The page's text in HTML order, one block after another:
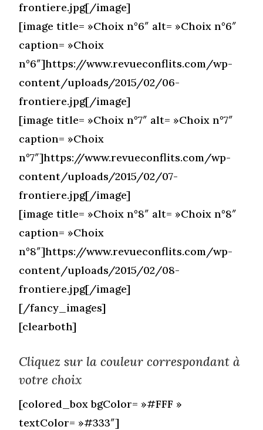
frontiere.jpg[/image]
[image title= »Choix n°6″ alt= »Choix n°6″
caption= »Choix
n°6″]https://www.revueconflits.com/wp-
content/uploads/2015/02/06-
frontiere.jpg[/image]
[image title= »Choix n°7″ alt= »Choix n°7″
caption= »Choix
n°7″]https://www.revueconflits.com/wp-
content/uploads/2015/02/07-
frontiere.jpg[/image]
[image title= »Choix n°8″ alt= »Choix n°8″
caption= »Choix
n°8″]https://www.revueconflits.com/wp-
content/uploads/2015/02/08-
frontiere.jpg[/image]
[/fancy_images]
[clearboth]
Cliquez sur la couleur correspondant à
votre choix
[colored_box bgColor= »#FFF »
textColor= »#333″]